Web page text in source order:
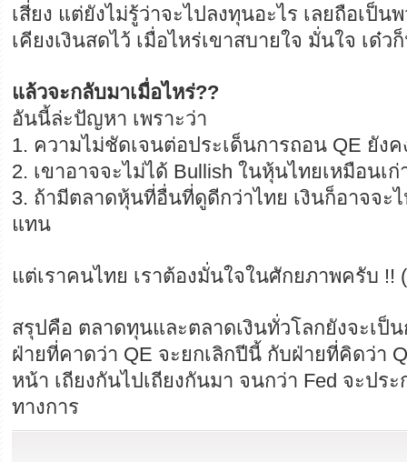
เสี่ยง แต่ยังไม่รู้ว่าจะไปลงทุนอะไร เลยถือเป็น
เคียงเงินสดไว้ เมื่อไหร่เขาสบายใจ มั่นใจ เด๋ว
แล้วจะกลับมาเมื่อไหร่??
อันนี้ล่ะปัญหา เพราะว่า
1. ความไม่ชัดเจนต่อประเด็นการถอน QE ยัง
2. เขาอาจจะไม่ได้ Bullish ในหุ้นไทยเหมือนเ
3. ถ้ามีตลาดหุ้นที่อื่นที่ดูดีกว่าไทย เงินก็อาจจะ
แทน
แต่เราคนไทย เราต้องมั่นใจในศักยภาพครับ !!
สรุปคือ ตลาดทุนและตลาดเงินทั่วโลกยังจะเป็
ฝ่ายที่คาดว่า QE จะยกเลิกปีนี้ กับฝ่ายที่คิดว่า
หน้า เถียงกันไปเถียงกันมา จนกว่า Fed จะประ
ทางการ